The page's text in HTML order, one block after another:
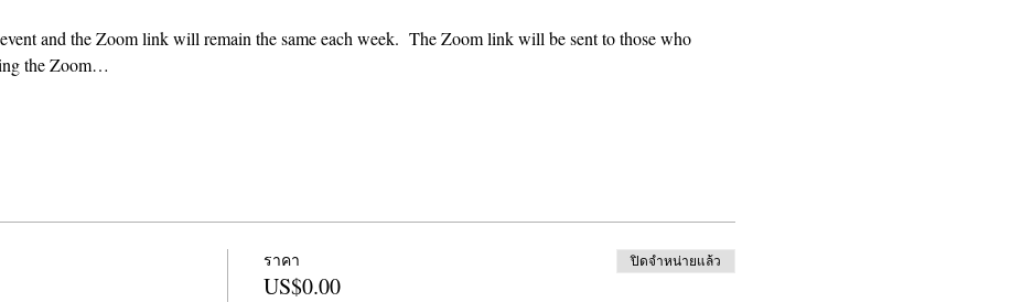
and the Zoom link will remain the same each week.  The Zoom link will be sent to those who
the Zoom…
ราคา
US$0.00
ปิดจำหน่ายแล้ว